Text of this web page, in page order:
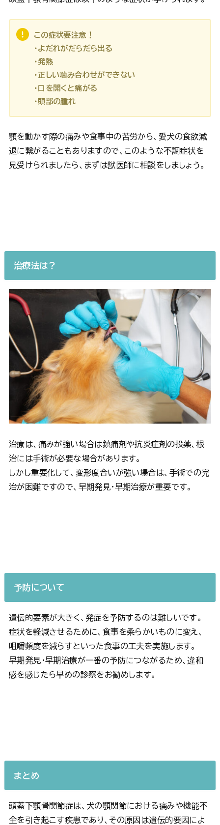
この症状要注意！
・よだれがだらだら出る
・発熱
・正しい噛み合わせができない
・口を開くと痛がる
・頭部の腫れ
顎を動かす際の痛みや食事中の苦労から、愛犬の食欲減
退に繋がることもありますので、このような不調症状を
見受けられましたら、まずは獣医師に相談をしましょう。
治療法は？
治療は、痛みが強い場合は鎮痛剤や抗炎症剤の投薬、根
治には手術が必要な場合があります。
しかし重要化して、変形度合いが強い場合は、手術での完
治が困難ですので、早期発見・早期治療が重要です。
予防について
遺伝的要素が大きく、発症を予防するのは難しいです。
症状を軽減させるために、食事を柔らかいものに変え、
咀嚼頻度を減らすといった食事の工夫を実施します。
早期発見・早期治療が一番の予防につながるため、違和
感を感じたら早めの診察をお勧めします。
まとめ
頭蓋下顎骨関節症は、犬の顎関節における痛みや機能不
全を引き起こす疾患であり、その原因は遺伝的要因によ